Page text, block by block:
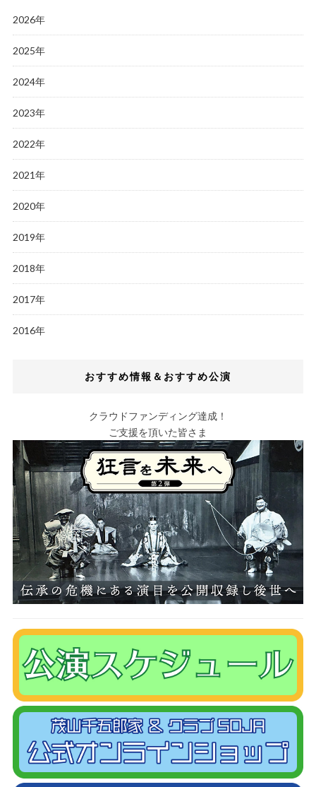
2026年
2025年
2024年
2023年
2022年
2021年
2020年
2019年
2018年
2017年
2016年
おすすめ情報＆おすすめ公演
クラウドファンディング達成！
ご支援を頂いた皆さま